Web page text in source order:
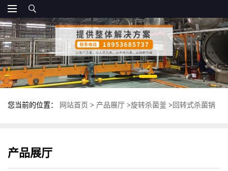
您当前的位置： 网站首页 > 产品展厅 >旋转杀菌釜 > 回转式杀菌锅
产品展厅